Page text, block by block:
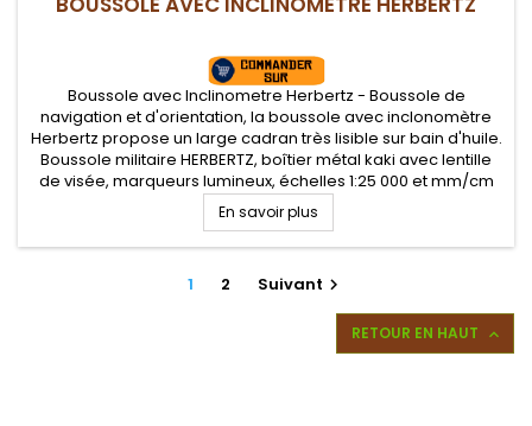
Boussole avec Inclinometre Herbertz - Boussole de
navigation et d'orientation, la boussole avec inclonomètre
Herbertz propose un large cadran très lisible sur bain d'huile.
Boussole militaire HERBERTZ, boîtier métal kaki avec lentille
de visée, marqueurs lumineux, échelles 1:25 000 et mm/cm
sur les côtés du boîtier, niveau à bulle et clinomètre.
En savoir plus
1 2 Suivant 
RETOUR EN HAUT 